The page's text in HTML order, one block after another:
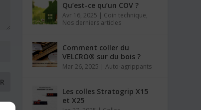
Qu’est-ce qu’un COV ?
Avr 16, 2025 | Coin technique,
Nos derniers articles
Comment coller du
VELCRO® sur du bois ?
Mar 26, 2025 |Auto-agrippants
Les colles Stratogrip X15
et X25